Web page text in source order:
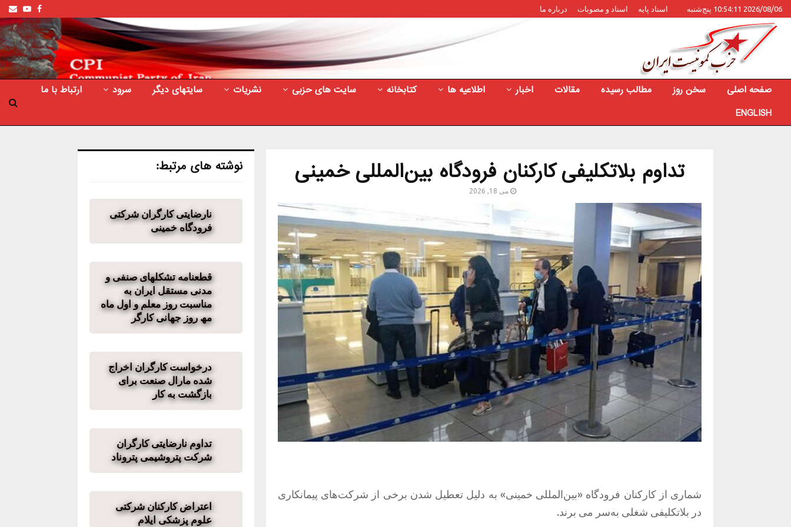
2026/08/06 10:54:11 پنج‌شنبه اسناد پایه اسناد و مصوبات درباره ما Facebook
صفحه اصلی سخن روز مطالب رسیده مقالات اخبار اطلاعیه ها کتابخانه سایت های حزبی نشریات سایتهای دیگر سرود
ارتباط با ما
ENGLISH
تداوم بلاتکلیفی کارکنان فرودگاه بین‌المللی خمینی
می 18, 2026
شماری از کارکنان فرودگاه «بین‌المللی خمینی» به دلیل تعطیل شدن برخی از شرکت‌های پیمانکاری
در بلاتکلیفی شغلی به‌سر می برند.
نوشته های مرتبط:
نارضایتی کارگران شرکتی
فرودگاه‌ خمینی
قطعنامه تشکلھای صنفی و
مدنی مستقل ایران به
مناسبت روز معلم و اول ماه
مھ روز جھانی کارگر
درخواست کارگران اخراج
‌شده مارال صنعت برای
بازگشت به کار
تداوم نارضایتی کارگران
شرکت پتروشیمی پتروناد
اعتراض کارکنان شرکتی
علوم پزشکی ایلام